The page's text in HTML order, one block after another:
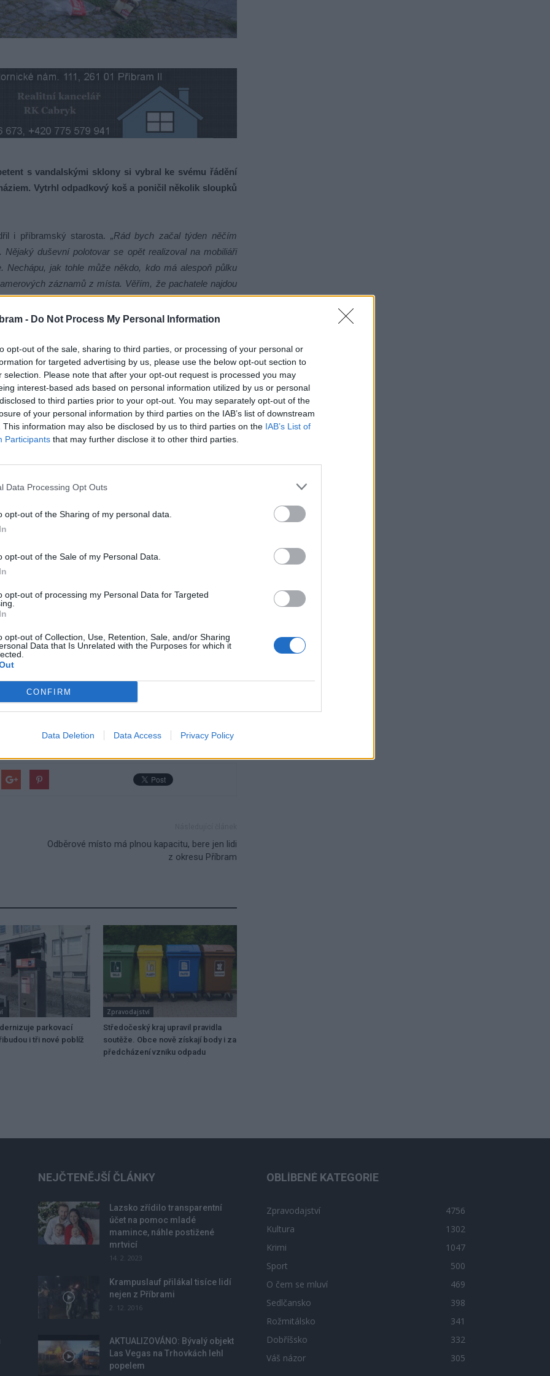
- Do Not Process My Personal Information
opt-out of the sale, sharing to third parties, or processing of your personal or
for targeted advertising by us, please use the below opt-out section to
selection. Please note that after your opt-out request is processed you may
interest-based ads based on personal information utilized by us or personal
to third parties prior to your opt-out. You may separately opt-out of the
of your personal information by third parties on the IAB’s list of downstream
This information may also be disclosed by us to third parties on the IAB’s List of
Participants that may further disclose it to other third parties.
Data Processing Opt Outs
opt-out of the Sharing of my personal data.
opt-out of the Sale of my Personal Data.
opt-out of processing my Personal Data for Targeted
opt-out of Collection, Use, Retention, Sale, and/or Sharing
Data that Is Unrelated with the Purposes for which it
CONFIRM
Data Deletion Data Access Privacy Policy
s vandalskými sklony si vybral ke svému řádění
Vytrhl odpadkový koš a poničil několik sloupků
i příbramský starosta. „Rád bych začal týden něčím
duševní polotovar se opět realizoval na mobiliáři
jak tohle může někdo, kdo má alespoň půlku
záznamů z místa. Věřím, že pachatele najdou
slušně komentovat nelze,“ uvedl starosta města Jan
pokud možno pěkné pondělí a vykročení do nového
Příbram starosta vandalismus vztek
Odběrové místo má plnou kapacitu, bere jen lidi
z okresu Příbram
parkovací
i tři nové poblíž
Zpravodajství
Středočeský kraj upravil pravidla
soutěže. Obce nově získají body i za
předcházení vzniku odpadu
NEJČTENĚJŠÍ ČLÁNKY
Lazsko zřídilo transparentní
účet na pomoc mladé
mamince, náhle postižené
mrtvicí
14. 2. 2023
Krampuslauf přilákal tisíce lidí
nejen z Příbrami
2. 12. 2016
AKTUALIZOVÁNO: Bývalý objekt
Las Vegas na Trhovkách lehl
popelem
OBLÍBENÉ KATEGORIE
Zpravodajství
4756
Kultura
1302
Krimi
1047
Sport
500
O čem se mluví
469
Sedlčansko
398
Rožmitálsko
341
Dobříšsko
332
Váš názor
305